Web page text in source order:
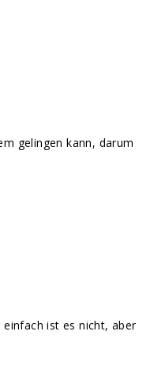
gelingen kann, darum
ist es nicht, aber